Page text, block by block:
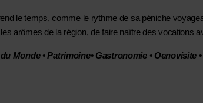
le temps, comme le rythme de sa péniche
arômes de la région, de faire naître des vocations
Monde • Patrimoine• Gastronomie • Oenovisite